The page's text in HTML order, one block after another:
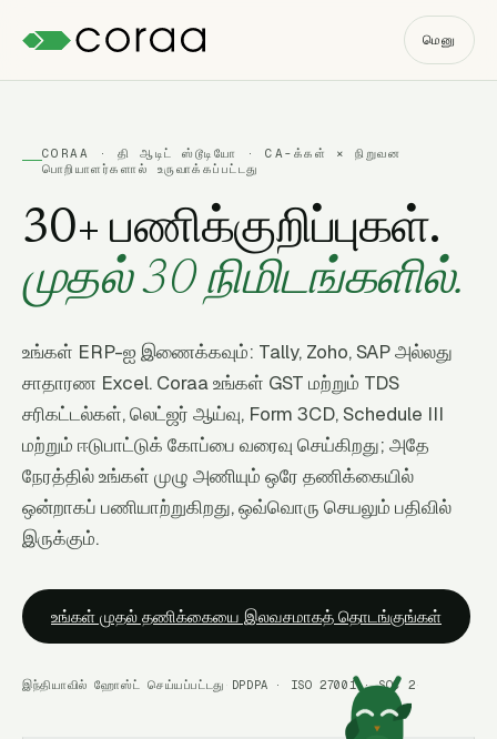
மெனு
CORAA · தி ஆடிட் ஸ்டூடியோ · CA-க்கள் × நிறுவன
பொறியாளர்களால் உருவாக்கப்பட்டது
30+ பணிக்குறிப்புகள்.
முதல் 30 நிமிடங்களில்.
உங்கள் ERP-ஐ இணைக்கவும்: Tally, Zoho, SAP அல்லது
சாதாரண Excel. Coraa உங்கள் GST மற்றும் TDS
சரிகட்டல்கள், லெட்ஜர் ஆய்வு, Form 3CD, Schedule III
மற்றும் ஈடுபாட்டுக் கோப்பை வரைவு செய்கிறது; அதே
நேரத்தில் உங்கள் முழு அணியும் ஒரே தணிக்கையில்
ஒன்றாகப் பணியாற்றுகிறது, ஒவ்வொரு செயலும் பதிவில்
இருக்கும்.
உங்கள் முதல் தணிக்கையை இலவசமாகத் தொடங்குங்கள்
இந்தியாவில் ஹோஸ்ட் செய்யப்பட்டது · DPDPA · ISO 27001 · SOC 2·